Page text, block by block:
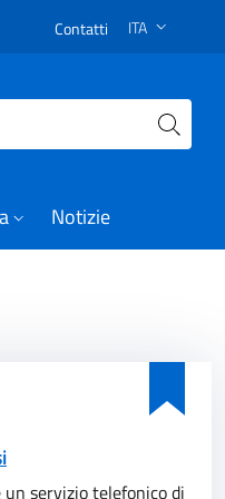
Contatti SELEZIONE
ITA
Notizie
servizio telefonico di